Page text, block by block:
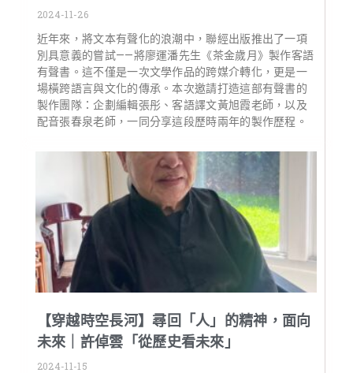
2024-11-26
近年來，將文本有聲化的浪潮中，聯經出版推出了一項
別具意義的嘗試——將廖運潘先生《茶金歲月》製作客語
有聲書。這不僅是一次文學作品的跨媒介轉化，更是一
場橫跨語言與文化的傳承。本次邀請打造這部有聲書的
製作團隊：企劃編輯張彤、客語譯文黃旭霞老師，以及
配音張春泉老師，一同分享這段歷時兩年的製作歷程。
【穿越時空長河】尋回「人」的精神，面向
未來｜許倬雲「從歷史看未來」
2024-11-15